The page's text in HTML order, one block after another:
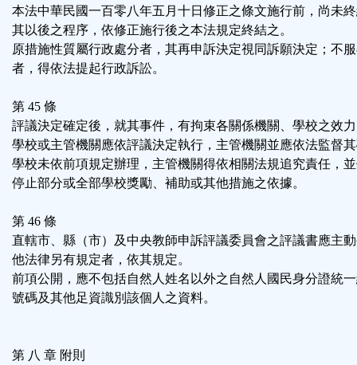
本法中華民國一百零八年五月十日修正之條文施行前，尚未
其以後之程序，依修正施行後之本法規定終結之。
原措施性質屬行政處分者，其再申訴決定視同訴願決定；不
者，得依法提起行政訴訟。
第 45 條
評議決定確定後，就其事件，有拘束各關係機關、學校之效
學校或主管機關應依評議決定執行，主管機關並應依法監督
學校未依前項規定辦理，主管機關得依相關法規追究責任，
停止部分或全部學校獎勵、補助或其他措施之依據。
第 46 條
直轄市、縣（市）及中央教師申訴評議委員會之評議書應主
他法律另有規定者，依其規定。
前項公開，應不包括自然人姓名以外之自然人國民身分證統
號碼及其他足資識別該個人之資料。
第 八 章 附則